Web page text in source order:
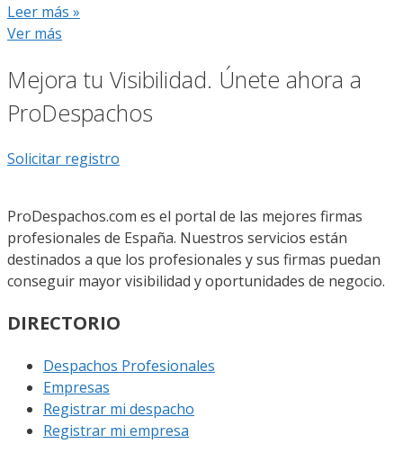
Leer más »
Ver más
Mejora tu Visibilidad. Únete ahora a
ProDespachos
Solicitar registro
ProDespachos.com es el portal de las mejores firmas
profesionales de España. Nuestros servicios están
destinados a que los profesionales y sus firmas puedan
conseguir mayor visibilidad y oportunidades de negocio.
DIRECTORIO
Despachos Profesionales
Empresas
Registrar mi despacho
Registrar mi empresa